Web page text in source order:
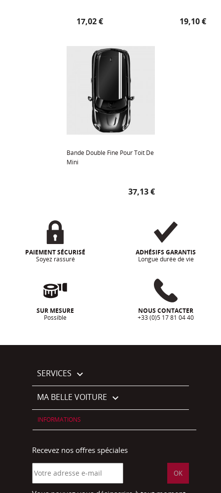
Prix
17,02 € Prix
19,10 €
Bande Double Fine Pour Toit De
Mini
Prix
37,13 €
PAIEMENT SÉCURISÉ
Soyez rassuré
ADHÉSIFS GARANTIS
Longue durée de vie
SUR MESURE
Possible
NOUS CONTACTER
+33 (0)5 17 81 04 40
SERVICES 
MA BELLE VOITURE 
INFORMATIONS
Recevez nos offres spéciales